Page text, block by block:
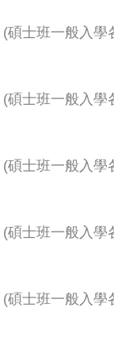
(碩士班一般入學
(碩士班一般入學
(碩士班一般入學
(碩士班一般入學
(碩士班一般入學